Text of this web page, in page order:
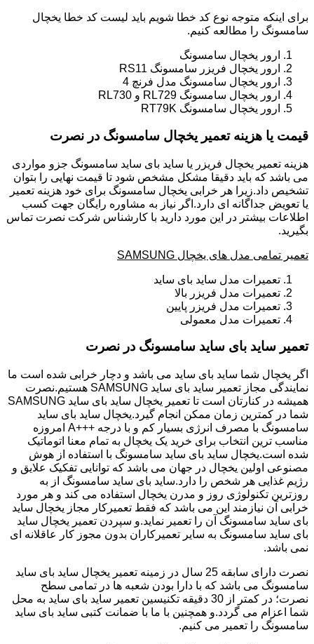
برای اینکه متوجه نوع کد خطا شویم باید لیست کد خطا یخچال
سامسونگ را مطالعه کنیم.
ارور یخچال سامسونگ
ارور یخچال فریزر سامسونگ RS11
ارور یخچال سامسونگ مدل فرنچ 4
ارور یخچال سامسونگ RL729 و RL730
ارور یخچال سامسونگ RT79K
قیمت یا هزینه تعمیر یخچال سامسونگ در نصرت
هزینه تعمیر یخچال فریزر یا ساید بای ساید سامسونگ جزو مواردی
می باشد که باید دقیقا مشکل مشخص شود تا قیمت نهایی را بتوان
تشخیص داد.زیرا هر خرابی یخچال سامسونگ برای خود هزینه تعمیر
یا تعویض جداگانه ای دارد.اگر نیاز به مشاوره رایگان جهت کسب
اطلاعات بیشتر در این مورد دارید با کارشناس شرکت نصرت تماس
بگیرید.
تعمیر تمامی مدل های یخچال SAMSUNG
تعمیرات مدل ساید بای ساید
تعمیرات مدل فریزر بالا
تعمیرات مدل فریزر پایین
تعمیرات مدل معمولی
تعمیر ساید بای ساید سامسونگ در نصرت
اگر یخچال شما ساید بای ساید می باشد و دچار خرابی شده است ما
نمایندگی مجاز تعمیر ساید بای ساید SAMSUNG هستیم.نصرت
همیشه در کنارتان است تا تعمیر یخچال ساید بای ساید SAMSUNG
شما در کمترین زمان ممکن انجام گیرد.یخچال ساید بای ساید
سامسونگ با مصرف انرژی بسیار کم و با درجه +++A امروزه
مناسب ترین انتخاب برای خرید یک یخچال به تمام معنا اتوماتیک
شده است.یخچال ساید بای ساید سامسونگ با استفاده از هوش
مصنوعی اولین یخچال در جهان می باشد که توانایی تفکیک علایق و
رژیم غذایی هر شخص را دارد.ساید بای ساید سامسونگ از به
روزترین تکنولوژی روز و مدرن یخچال استفاده می کند و هر مورد
خرابی آن نیازمند این می باشد که فقط تعمیرکار مجاز یخچال ساید
بای ساید سامسونگ آن را تعمیر نماید.و سپردن تعمیر یخچال ساید
بای ساید سامسونگ به سایر تعمیرکاران بدون مجوز کار عاقلانه ای
نمی باشد.
نصرت دارای سابقه 25 سال در زمینه تعمیر یخچال ساید بای ساید
سامسونگ می باشد که با دارا بودن شعبه ها در تمامی سطح
نصرت؛ در کمتر از 30 دقیقه تکنیسین تعمیر ساید بای ساید به محل
شما اعزام می گردد.و همچنین با ما با ضمانت کتبی ساید بای ساید
سامسونگ را تعمیر می کنیم.